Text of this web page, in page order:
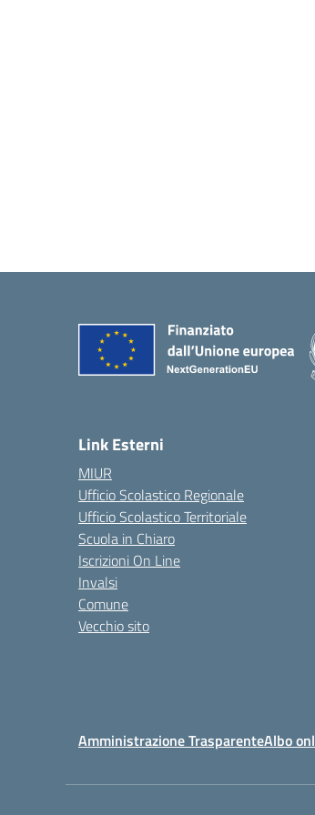
Link Esterni
MIUR
Ufficio Scolastico Regionale
Ufficio Scolastico Territoriale
Scuola in Chiaro
Iscrizioni On Line
Invalsi
Comune
Vecchio sito
Amministrazione TrasparenteAlbo